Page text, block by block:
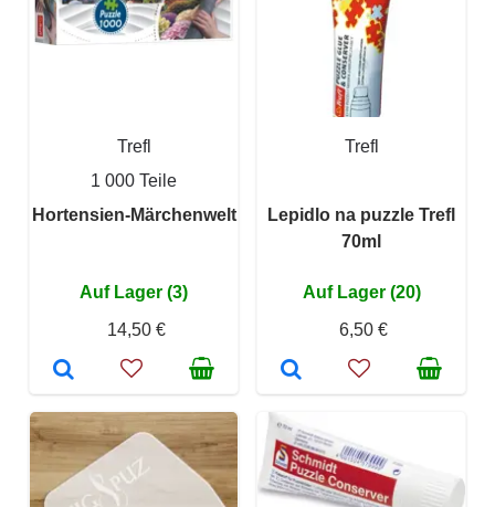
Trefl
1 000 Teile
Hortensien-Märchenwelt
Auf Lager (3)
14,50 €
Trefl
Lepidlo na puzzle Trefl
70ml
Auf Lager (20)
6,50 €